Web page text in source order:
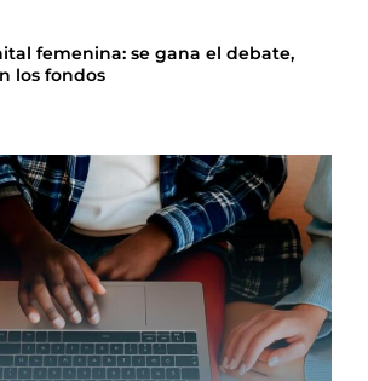
femenina: se gana el debate,
los fondos